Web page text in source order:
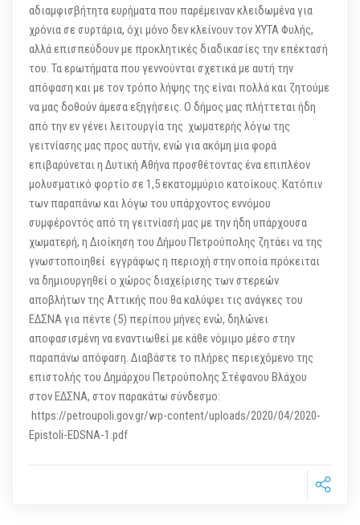
αδιαμφισβήτητα ευρήματα που παρέμειναν κλειδωμένα για
χρόνια σε συρτάρια, όχι μόνο δεν κλείνουν τον ΧΥΤΑ Φυλής,
αλλά επισπεύδουν με προκλητικές διαδικασίες την επέκτασή
του. Τα ερωτήματα που γεννούνται σχετικά με αυτή την
απόφαση και με τον τρόπο λήψης της είναι πολλά και ζητούμε
να μας δοθούν άμεσα εξηγήσεις. Ο δήμος μας πλήττεται ήδη
από την εν γένει λειτουργία της χωματερής λόγω της
γειτνίασης μας προς αυτήν, ενώ για ακόμη μια φορά
επιβαρύνεται η Δυτική Αθήνα προσθέτοντας ένα επιπλέον
μολυσματικό φορτίο σε 1,5 εκατομμύριο κατοίκους. Κατόπιν
των παραπάνω και λόγω του υπάρχοντος εννόμου
συμφέροντός από τη γειτνίασή μας με την ήδη υπάρχουσα
χωματερή, η Διοίκηση του Δήμου Πετρούπολης ζητάει να της
γνωστοποιηθεί εγγράφως η περιοχή στην οποία πρόκειται
να δημιουργηθεί ο χώρος διαχείρισης των στερεών
αποβλήτων της Αττικής που θα καλύψει τις ανάγκες του
ΕΔΣΝΑ για πέντε (5) περίπου μήνες ενώ, δηλώνει
αποφασισμένη να εναντιωθεί με κάθε νόμιμο μέσο στην
παραπάνω απόφαση. Διαβάστε το πλήρες περιεχόμενο της
επιστολής του Δημάρχου Πετρούπολης Στέφανου Βλάχου
στον ΕΔΣΝΑ, στον παρακάτω σύνδεσμο:
https://petroupoli.gov.gr/wp-content/uploads/2020/04/2020-
Epistoli-EDSNA-1.pdf